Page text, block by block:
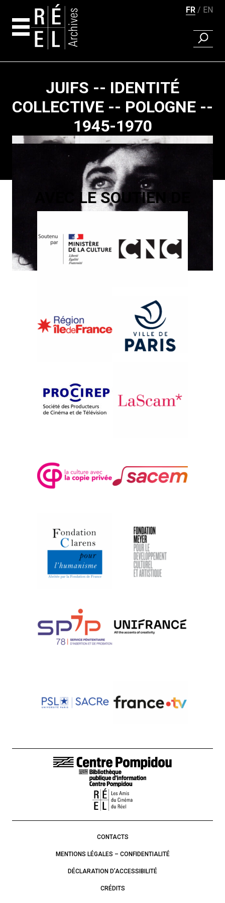
FR EN
JUIFS -- IDENTITÉ
COLLECTIVE -- POLOGNE --
1945-1970
Szymon Zaleski
Marilyn Watelet
LES DERNIERS
Philippe Lubliner
Pagination
AVEC LE SOUTIEN DE
LIENS DE BAS DE PAGE
CONTACTS
MENTIONS LÉGALES – CONFIDENTIALITÉ
DÉCLARATION D’ACCESSIBILITÉ
CRÉDITS